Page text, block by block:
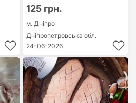
125 грн.
м. Дніпро
Дніпропетровська обл.
24-06-2026